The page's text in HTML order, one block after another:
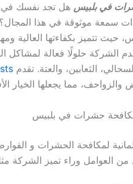
في بلبيس هل تجد نفسك
حيث تتميز بكفاءتها العالية
الشركة حلولًا فعالة لمشاكل
الثعابين، والعتة. تقدم
والزواحف، مما يجعلها الخيار
من العوامل وراء تميز الشركة